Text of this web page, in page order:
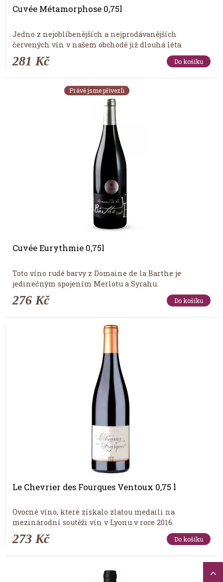
Cuvée Métamorphose 0,75l
Jedno z nejoblíbenějších a nejprodávanějších
červených vín v našem obchodě již dlouhá léta.
281 Kč Do košíku
Právě jsme přivezli
Cuvée Eurythmie 0,75l
Toto víno rudé barvy z Domaine de la Barthe je
jedinečným spojením Merlotu a Syrahu.
276 Kč Do košíku
Le Chevrier des Fourques Ventoux 0,75 l
Ovocné víno, které získalo zlatou medaili na
mezinárodní soutěži vín v Lyonu v roce 2016.
273 Kč Do košíku